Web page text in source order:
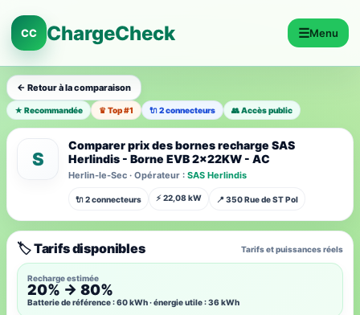
CC ChargeCheck ☰Menu
← Retour à la comparaison
★ Recommandée ♛ Top #1 🔌 2 connecteurs 👥 Accès public
S
Comparer prix des bornes recharge SAS
Herlindis - Borne EVB 2x22KW - AC
Herlin-le-Sec · Opérateur : SAS Herlindis
🔌 2 connecteurs ⚡ 22,08 kW 📍 350 Rue de ST Pol
🏷️ Tarifs disponibles Tarifs et puissances réels
Recharge estimée
20% → 80%
Batterie de référence : 60 kWh · énergie utile : 36 kWh